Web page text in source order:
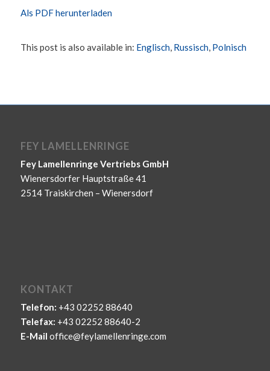
Als PDF herunterladen
This post is also available in: Englisch Russisch Polnisch
FEY LAMELLENRINGE
Fey Lamellenringe Vertriebs GmbH
Wienersdorfer Hauptstraße 41
2514 Traiskirchen – Wienersdorf
KONTAKT
Telefon: +43 02252 88640
Telefax: +43 02252 88640-2
E-Mail office@feylamellenringe.com